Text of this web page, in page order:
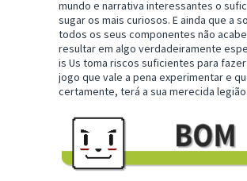
mundo e narrativa interessantes o
sugar os mais curiosos. E ainda que a
todos os seus componentes não
resultar em algo verdadeiramente
is Us toma riscos suficientes para
jogo que vale a pena experimentar e
certamente, terá a sua merecida